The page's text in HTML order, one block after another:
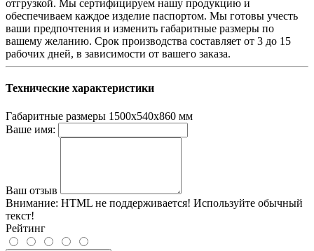
отгрузкой. Мы сертифицируем нашу продукцию и
обеспечиваем каждое изделие паспортом. Мы готовы учесть
ваши предпочтения и изменить габаритные размеры по
вашему желанию. Срок производства составляет от 3 до 15
рабочих дней, в зависимости от вашего заказа.
Технические характеристики
Габаритные размеры 1500х540х860 мм
Ваше имя:
Ваш отзыв
Внимание: HTML не поддерживается! Используйте обычный
текст!
Рейтинг